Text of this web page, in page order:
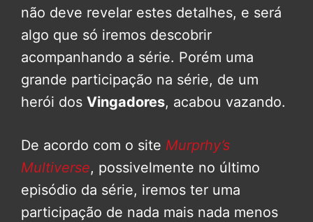
não deve revelar estes detalhes, e será
algo que só iremos descobrir
acompanhando a série. Porém uma
grande participação na série, de um
herói dos Vingadores, acabou vazando.
De acordo com o site Murprhy’s
Multiverse, possivelmente no último
episódio da série, iremos ter uma
participação de nada mais nada menos